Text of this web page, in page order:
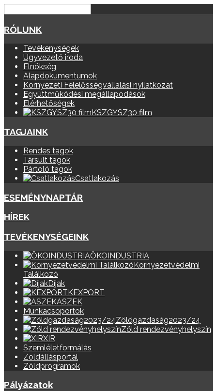
RÓLUNK
Tevékenységek
Ügyvezető iroda
Elnökség
Alapdokumentumok
Környezeti Felelősségvállalási nyilatkozat
Együttműködési megállapodások
Elérhetőségek
KSZGYSZ30 film
TAGJAINK
Rendes tagok
Társult tagok
Pártoló tagok
Csatlakozás
ESEMÉNYNAPTÁR
HÍREK
TEVÉKENYSÉGEINK
ÖKOINDUSTRIA
Környezetvédelmi
Találkozó
Díjak
KEXPORT
ASZEK
Munkacsoportok
Zöldgazdaság2023/24
Zöld rendezvényhelyszín
XIR
Szemléletformálás
Zöldállásportál
Zöldprogramok
Pályázatok